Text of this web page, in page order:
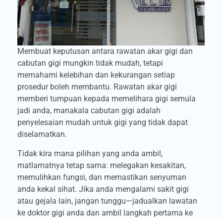
Membuat keputusan antara rawatan akar gigi dan
cabutan gigi mungkin tidak mudah, tetapi
memahami kelebihan dan kekurangan setiap
prosedur boleh membantu. Rawatan akar gigi
memberi tumpuan kepada memelihara gigi semula
jadi anda, manakala cabutan gigi adalah
penyelesaian mudah untuk gigi yang tidak dapat
diselamatkan.
Tidak kira mana pilihan yang anda ambil,
matlamatnya tetap sama: melegakan kesakitan,
memulihkan fungsi, dan memastikan senyuman
anda kekal sihat. Jika anda mengalami sakit gigi
atau gejala lain, jangan tunggu—jadualkan lawatan
ke doktor gigi anda dan ambil langkah pertama ke